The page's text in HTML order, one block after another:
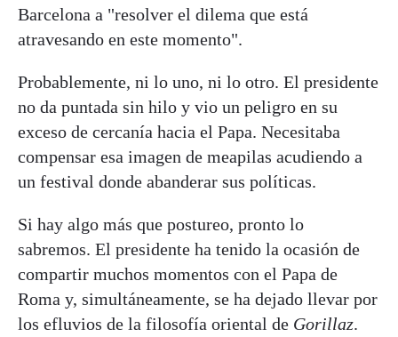
Barcelona a "resolver el dilema que está
atravesando en este momento".
Probablemente, ni lo uno, ni lo otro. El presidente
no da puntada sin hilo y vio un peligro en su
exceso de cercanía hacia el Papa. Necesitaba
compensar esa imagen de meapilas acudiendo a
un festival donde abanderar sus políticas.
Si hay algo más que postureo, pronto lo
sabremos. El presidente ha tenido la ocasión de
compartir muchos momentos con el Papa de
Roma y, simultáneamente, se ha dejado llevar por
los efluvios de la filosofía oriental de Gorillaz.